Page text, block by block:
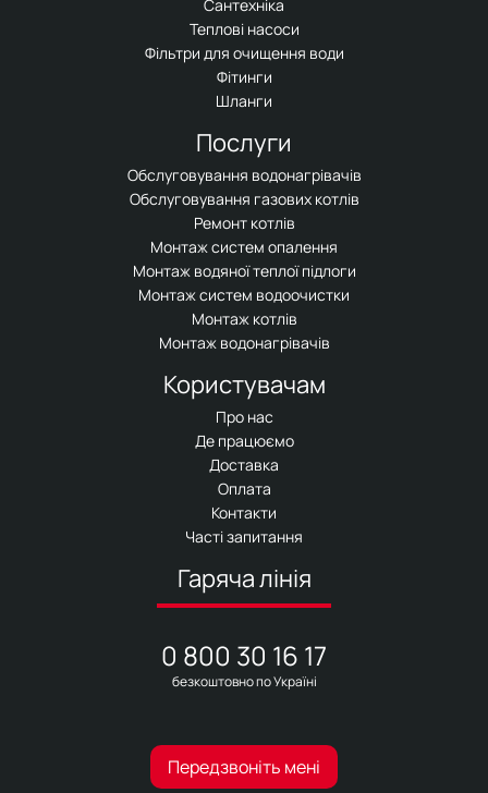
Сантехніка
Теплові насоси
Фільтри для очищення води
Фітинги
Шланги
Послуги
Обслуговування водонагрівачів
Обслуговування газових котлів
Ремонт котлів
Монтаж систем опалення
Монтаж водяної теплої підлоги
Монтаж систем водоочистки
Монтаж котлів
Монтаж водонагрівачів
Користувачам
Про нас
Де працюємо
Доставка
Оплата
Контакти
Часті запитання
Гаряча лінія
0 800 30 16 17
безкоштовно по Україні
Передзвоніть мені